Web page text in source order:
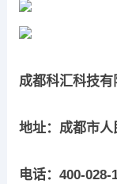
成都科汇科技有
地址：成都市
电话：400-028-